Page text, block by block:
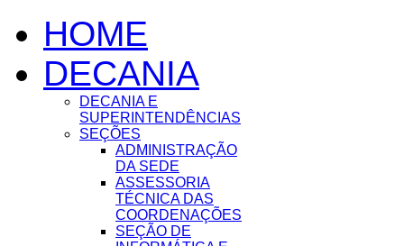
HOME
DECANIA
DECANIA E
SUPERINTENDÊNCIAS
SEÇÕES
ADMINISTRAÇÃO
DA SEDE
ASSESSORIA
TÉCNICA DAS
COORDENAÇÕES
SEÇÃO DE